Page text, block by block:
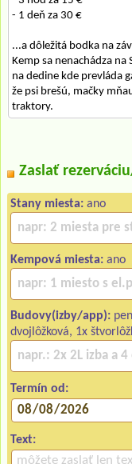
- 1 deň za 30 €
...a dôležitá bodka na
Kemp sa nenachádza na
na dedine kde prevláda
že psi brešú, mačky
traktory.
Zaslať
Stany miesta: ano
Kempová miesta: ano
Budovy(izby/app):
dvojlôžková, 1x
Termín od:
Text: